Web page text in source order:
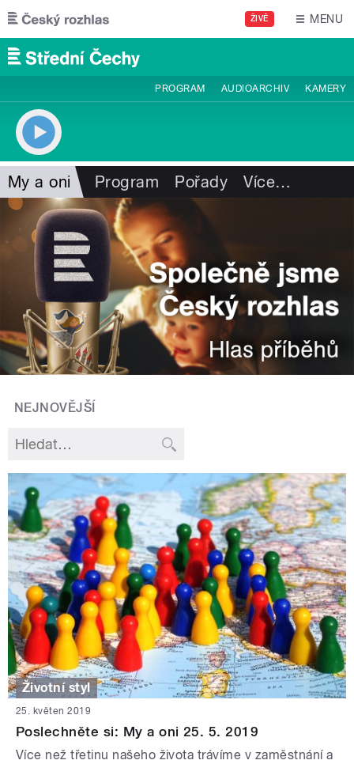
Přejít k hlavnímu obsahu
ŽIVĚ MENU
PROGRAM AUDIOARCHIV KAMERY
My a oni Program Pořady Více…
NEJNOVĚJŠÍ
Životní styl
25. květen 2019
Poslechněte si: My a oni 25. 5. 2019
Více než třetinu našeho života trávíme v zaměstnání a